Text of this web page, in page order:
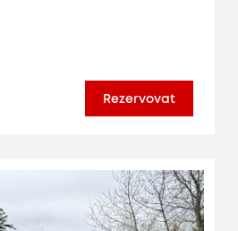
Rezervovat